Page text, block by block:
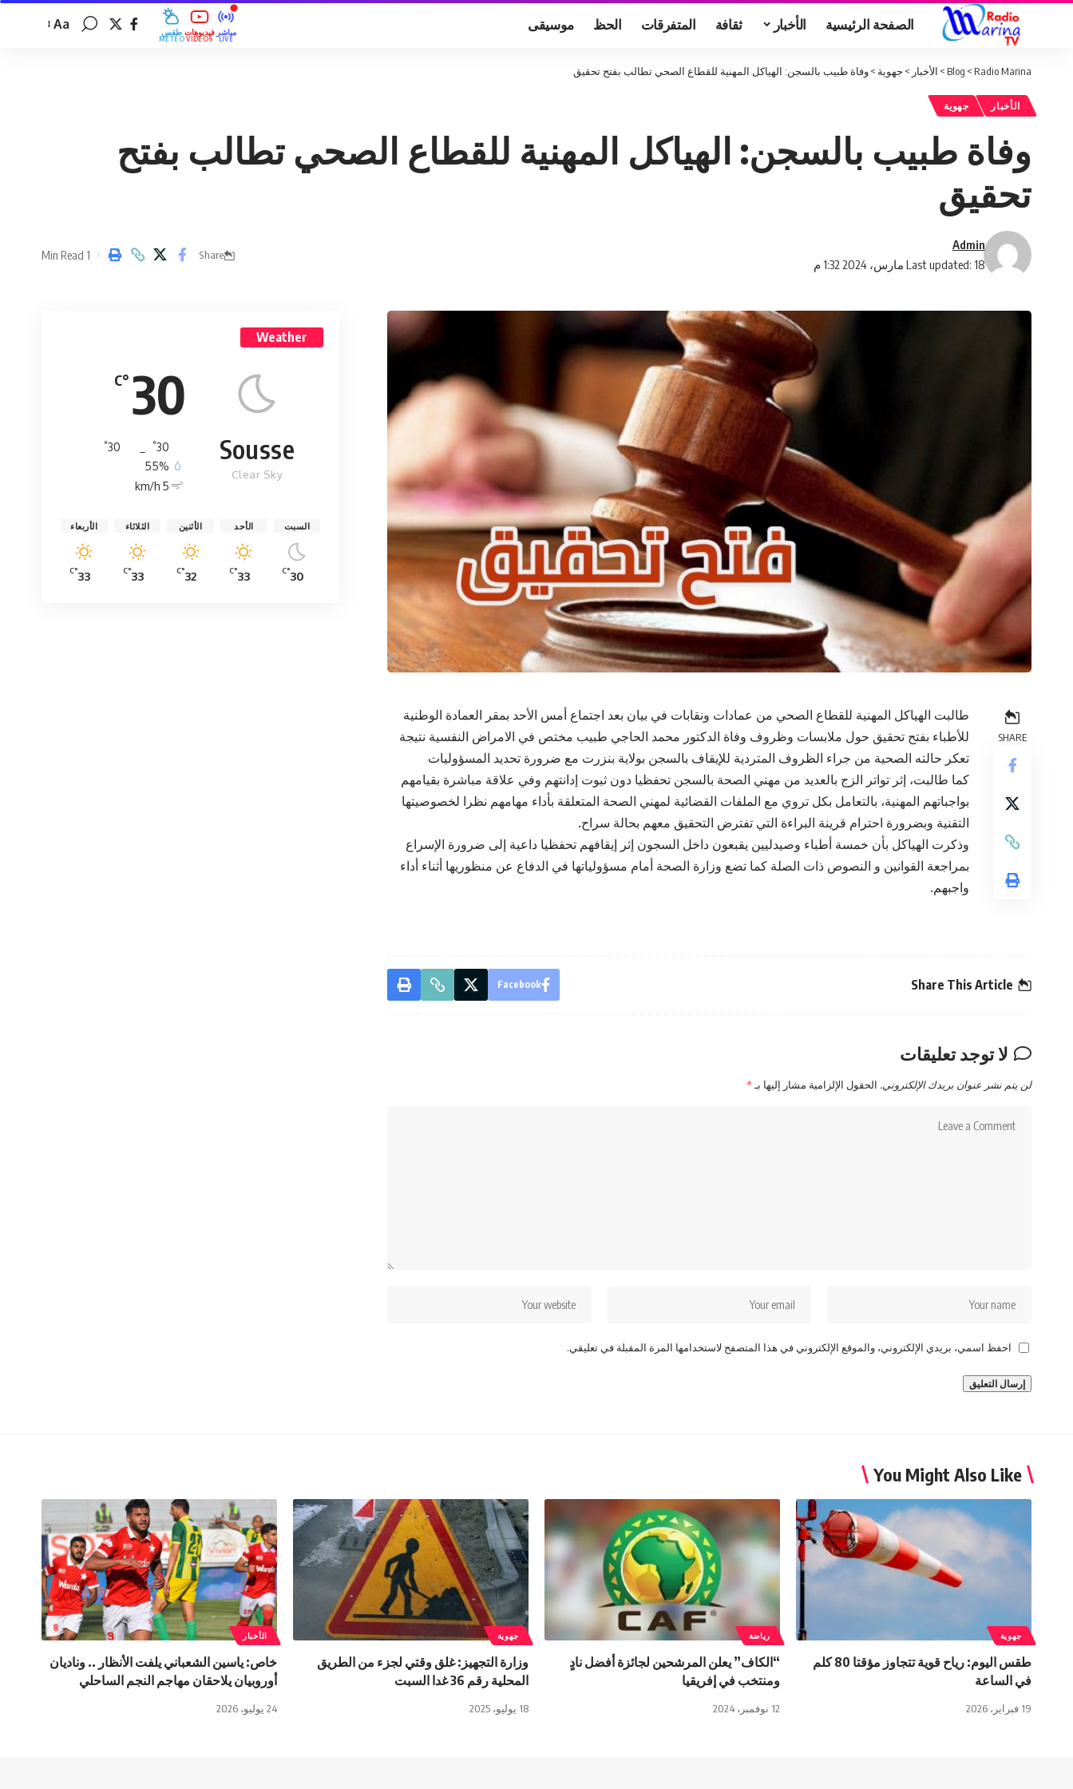
الصفحة الرئيسية الأخبار ثقافة المتفرقات الحظ موسيقى طقس
MÉTÉO
فيديوهات
VIDÉOS
مباشر
LIVE
Aa
Radio Marina
>
Blog
> الأخبار > جهوية >وفاة طبيب بالسجن: الهياكل المهنية للقطاع الصحي تطالب بفتح تحقيق
الأخبار جهوية
وفاة طبيب بالسجن: الهياكل المهنية للقطاع الصحي تطالب بفتح
تحقيق
Last updated: 18 مارس، 2024 1:32 م
Admin
Share
1 Min Read
SHARE
طالبت الهياكل المهنية للقطاع الصحي من عمادات ونقابات في بيان بعد اجتماع أمس الأحد بمقر العمادة الوطنية
للأطباء بفتح تحقيق حول ملابسات وظروف وفاة الدكتور محمد الحاجي طبيب مختص في الامراض النفسية نتيجة
تعكر حالته الصحية من جراء الظروف المتردية للإيقاف بالسجن بولاية بنزرت مع ضرورة تحديد المسؤوليات
كما طالبت، إثر تواتر الزج بالعديد من مهني الصحة بالسجن تحفظيا دون ثبوت إدانتهم وفي علاقة مباشرة بقيامهم
بواجباتهم المهنية، بالتعامل بكل تروي مع الملفات القضائية لمهني الصحة المتعلقة بأداء مهامهم نظرا لخصوصيتها
التقنية وبضرورة احترام قرينة البراءة التي تفترض التحقيق معهم بحالة سراح.
وذكرت الهياكل بأن خمسة أطباء وصيدليين يقبعون داخل السجون إثر إيقافهم تحفظيا داعية إلى ضرورة الإسراع
بمراجعة القوانين و النصوص ذات الصلة كما تضع وزارة الصحة أمام مسؤولياتها في الدفاع عن منظوريها أثناء أداء
واجبهم.
Share This Article
Facebook
لا توجد تعليقات
لن يتم نشر عنوان بريدك الإلكتروني. الحقول الإلزامية مشار إليها بـ*
احفظ اسمي، بريدي الإلكتروني، والموقع الإلكتروني في هذا المتصفح لاستخدامها المرة المقبلة في تعليقي.
Weather
30
°C
Sousse
Clear Sky
30
°
30
°
55%
5 km/h
السبت
30
°C
الأحد
33
°C
الأثنين
32
°C
الثلاثاء
33
°C
الأربعاء
33
°C
You Might Also Like
جهوية
طقس اليوم: رياح قوية تتجاوز مؤقتا 80 كلم
في الساعة
19 فبراير، 2026
رياضة
“الكاف” يعلن المرشحين لجائزة أفضل نادٍ
ومنتخب في إفريقيا
12 نوفمبر، 2024
جهوية
وزارة التجهيز: غلق وقتي لجزء من الطريق
المحلية رقم 36 غدا السبت
18 يوليو، 2025
الأخبار
خاص: ياسين الشعباني يلفت الأنظار .. وناديان
أوروبيان يلاحقان مهاجم النجم الساحلي
24 يوليو، 2026